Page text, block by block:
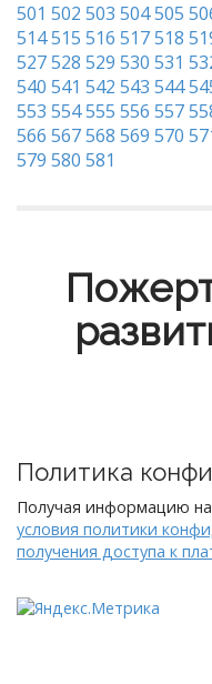
501 502 503 504505
514515 516 517518
527528 529 530 531
540 541 542 543 544
553 554555 556 557
566 567568 569 570
579 580 581
Политика
Получая информацию
условия политики
получения доступа к